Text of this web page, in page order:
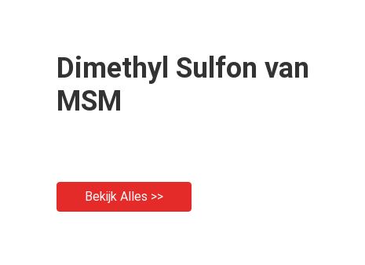
Dimethyl Sulfon van
MSM
Bekijk Alles >>